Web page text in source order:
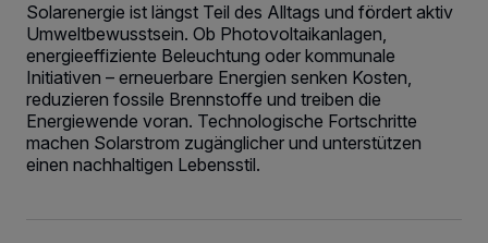
Solarenergie ist längst Teil des Alltags und fördert aktiv
Umweltbewusstsein. Ob Photovoltaikanlagen,
energieeffiziente Beleuchtung oder kommunale
Initiativen – erneuerbare Energien senken Kosten,
reduzieren fossile Brennstoffe und treiben die
Energiewende voran. Technologische Fortschritte
machen Solarstrom zugänglicher und unterstützen
einen nachhaltigen Lebensstil.